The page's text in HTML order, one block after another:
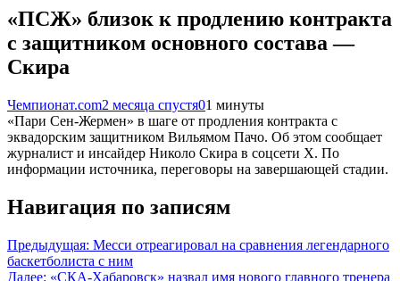
«ПСЖ» близок к продлению контракта
с защитником основного состава —
Скира
Чемпионат.com2 месяца спустя01 минуты
«Пари Сен-Жермен» в шаге от продления контракта с
эквадорским защитником Вильямом Пачо. Об этом сообщает
журналист и инсайдер Николо Скира в соцсети X. По
информации источника, переговоры на завершающей стадии.
Навигация по записям
Предыдущая: Месси отреагировал на сравнения легендарного
баскетболиста с ним
Далее: «СКА-Хабаровск» назвал имя нового главного тренера